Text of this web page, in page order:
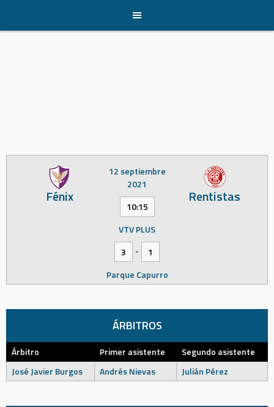
content
Fénix Rentistas
12 septiembre
2021
10:15
VTV PLUS
3
-
1
Parque Capurro
ÁRBITROS
Árbitro Primer asistente
Segundo asistente
José Javier Burgos
Andrés Nievas Julián Pérez